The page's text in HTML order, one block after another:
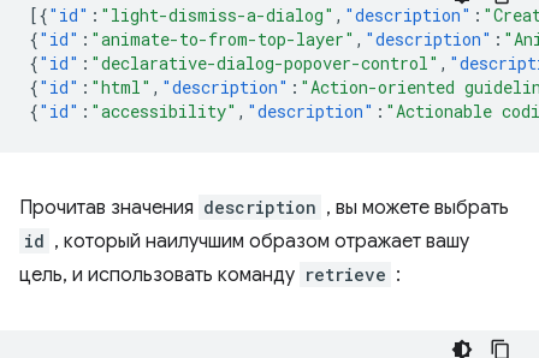
[{"id" : "light-dismiss-a-dialog" , "description" :
{"id" : "animate-to-from-top-layer" , "description" :
{"id" : "declarative-dialog-popover-control" ,
{"id" : "html" , "description" : "Action-oriented
{"id" : "accessibility" , "description" : "Actionable
Прочитав значения description , вы можете выбрать
id , который наилучшим образом отражает вашу
цель, и использовать команду retrieve :